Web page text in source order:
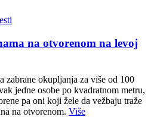
na otvorenom na levoj
zabrane okupljanja za više od 100
jedne osobe po kvadratnom metru,
pa oni koji žele da vežbaju traže
na otvorenom. Više